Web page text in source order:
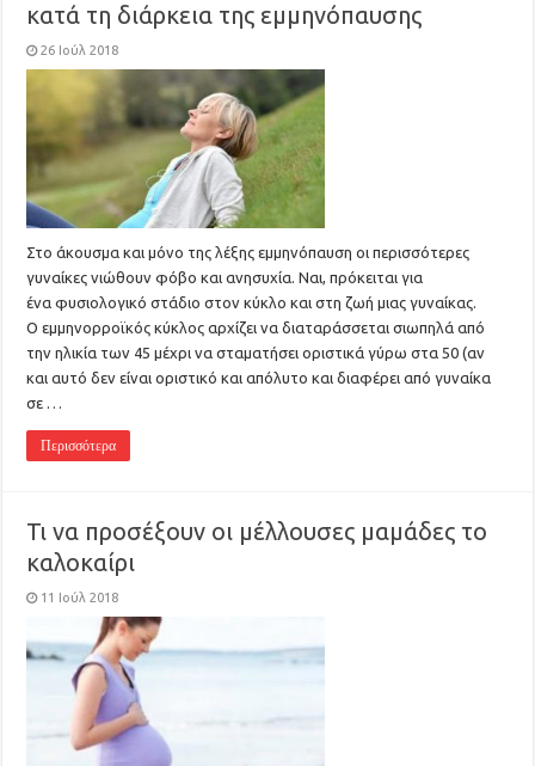
κατά τη διάρκεια της εμμηνόπαυσης
26 Ιούλ 2018
Στο άκουσμα και μόνο της λέξης εμμηνόπαυση οι περισσότερες
γυναίκες νιώθουν φόβο και ανησυχία. Ναι, πρόκειται για
ένα φυσιολογικό στάδιο στον κύκλο και στη ζωή μιας γυναίκας.
Ο εμμηνορροϊκός κύκλος αρχίζει να διαταράσσεται σιωπηλά από
την ηλικία των 45 μέχρι να σταματήσει οριστικά γύρω στα 50 (αν
και αυτό δεν είναι οριστικό και απόλυτο και διαφέρει από γυναίκα
σε …
Περισσότερα
Τι να προσέξουν οι μέλλουσες μαμάδες το
καλοκαίρι
11 Ιούλ 2018